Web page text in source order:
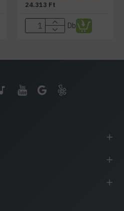
24.313 Ft
Db